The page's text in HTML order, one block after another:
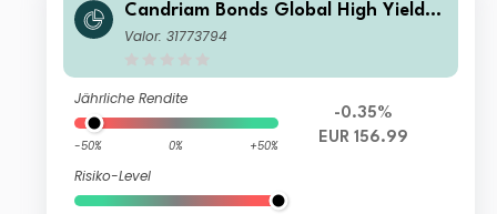
Candriam Bonds Global High Yield R
(Q) EUR Dis
Valor: 31773794
Jährliche Rendite
-50% 0% +50%
Risiko-Level
-0.35%
EUR 156.99